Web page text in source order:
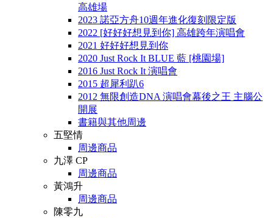
高雄場
2023 諾亞方舟10週年進化復刻限定版
2022 [好好好想見到你] 高雄跨年演唱會
2021 好好好想見到你
2020 Just Rock It BLUE 藍 [桃園場]
2016 Just Rock It 演唱會
2015 超犀利趴6
2012 無限創造DNA 演唱會幕後之王 主腦公
開展
書籍與其他周邊
五堅情
周邊商品
九澤 CP
周邊商品
黃鴻升
周邊商品
陳零九